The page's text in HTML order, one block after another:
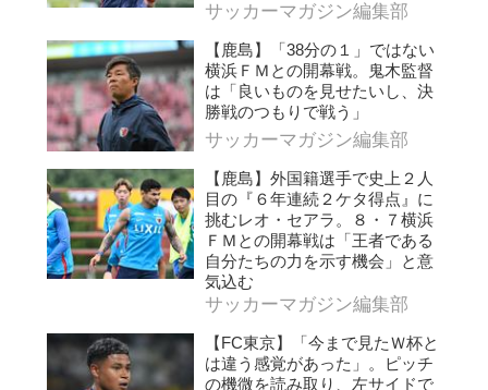
サッカーマガジン編集部
【鹿島】「38分の１」ではない
横浜ＦＭとの開幕戦。鬼木監督
は「良いものを見せたいし、決
勝戦のつもりで戦う」
サッカーマガジン編集部
【鹿島】外国籍選手で史上２人
目の『６年連続２ケタ得点』に
挑むレオ・セアラ。８・７横浜
ＦＭとの開幕戦は「王者である
自分たちの力を示す機会」と意
気込む
サッカーマガジン編集部
【FC東京】「今まで見たＷ杯と
は違う感覚があった」。ピッチ
の機微を読み取り、左サイドで